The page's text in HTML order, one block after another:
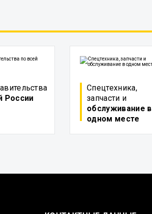
России
Спецтехника,
запчасти и
обслуживание в
одном месте